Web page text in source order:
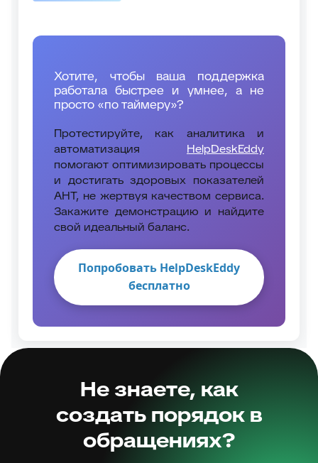
Хотите, чтобы ваша поддержка
работала быстрее и умнее, а не
просто «по таймеру»?
Протестируйте, как аналитика и
автоматизация HelpDeskEddy
помогают оптимизировать процессы
и достигать здоровых показателей
AHT, не жертвуя качеством сервиса.
Закажите демонстрацию и найдите
свой идеальный баланс.
Попробовать HelpDeskEddy
бесплатно
Не знаете, как
создать порядок в
обращениях?